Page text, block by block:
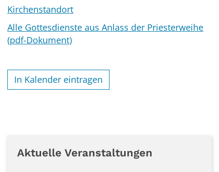
Kirchenstandort
Alle Gottesdienste aus Anlass der Priesterweihe
(pdf-Dokument)
In Kalender eintragen
Aktuelle Veranstaltungen